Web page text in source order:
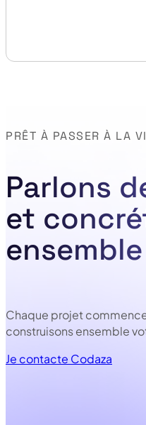
Parlons
et
PRÊT À PASSER À LA
Chaque projet
construisons ensemble
Je contacte Codaza